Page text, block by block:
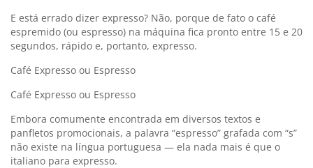
E está errado dizer expresso? Não, porque de fato o café
espremido (ou espresso) na máquina fica pronto entre 15 e 20
segundos, rápido e, portanto, expresso.
Café Expresso ou Espresso
Café Expresso ou Espresso
Embora comumente encontrada em diversos textos e
panfletos promocionais, a palavra “espresso” grafada com “s”
não existe na língua portuguesa — ela nada mais é que o
italiano para expresso.